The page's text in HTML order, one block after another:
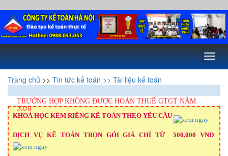
Toggle
Trang chủ >> Tin tức kế toán >> Tài liệu kế toán
TRƯỜNG HỢP KHÔNG ĐƯỢC HOÀN THUẾ GTGT NĂM
2020
KHOÁ HỌC KÈM RIÊNG KẾ TOÁN THEO YÊU CẦU
DỊCH VỤ KẾ TOÁN TRỌN GÓI GIÁ CHỈ TỪ 500.000 VNĐ